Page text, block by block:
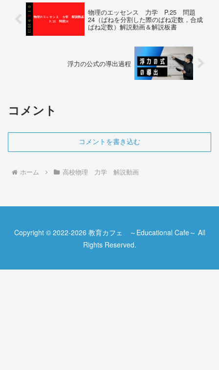
物理のエッセンス 力学 P.25 問題
24（ばねを分割した際のばね定数，合成
ばね定数）解説動画＆解説板書
浮力の公式の導出過程
コメント
コメントを書き込む
ホーム 高校物理 力学 解説動画
Copyright © 2022-2026 教育カフェ ～Educational Cafe～ All
Rights Reserved.